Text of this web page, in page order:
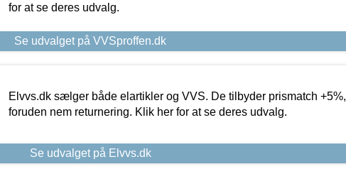
for at se deres udvalg.
Se udvalget på VVSproffen.dk
Elvvs.dk sælger både elartikler og VVS. De tilbyder prismatch +5%,
foruden nem returnering. Klik her for at se deres udvalg.
Se udvalget på Elvvs.dk